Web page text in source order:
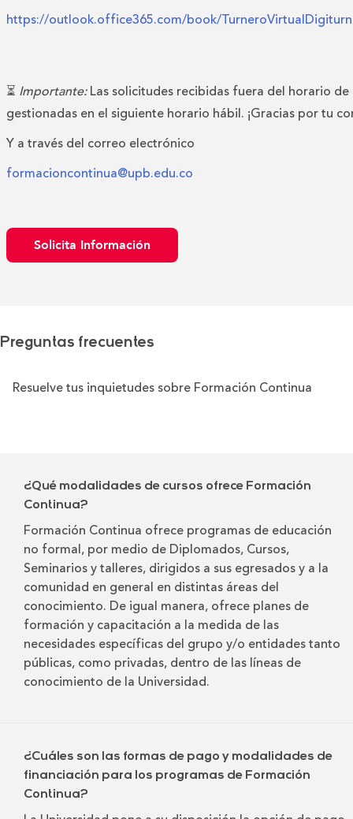
https://outlook.office365.com/book/
⏳ Importante:Las solicitudes recibidas fuera del horario de
gestionadas en el siguiente horario hábil. ¡Gracias por tu
Y a través del correo electrónico
formacioncontinua@upb.edu.co
Solicita Información
Preguntas frecuentes
Resuelve tus inquietudes sobre Formación Continua
¿Qué modalidades de cursos ofrece Formación
Continua?
Formación Continua ofrece programas de educación
no formal, por medio de Diplomados, Cursos,
Seminarios y talleres, dirigidos a sus egresados y a la
comunidad en general en distintas áreas del
conocimiento. De igual manera, ofrece planes de
formación y capacitación a la medida de las
necesidades específicas del grupo y/o entidades tanto
públicas, como privadas, dentro de las líneas de
conocimiento de la Universidad.
¿Cuáles son las formas de pago y modalidades de
financiación para los programas de Formación
Continua?